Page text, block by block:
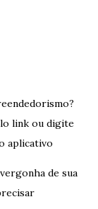
link ou digite
aplicativo
de sua